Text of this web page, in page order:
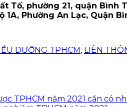
Tố, phường 21, quận Bình
Phường An Lạc, Quận
DƯỠNG TPHCM, LIÊN
TPHCM năm 2021 cần có